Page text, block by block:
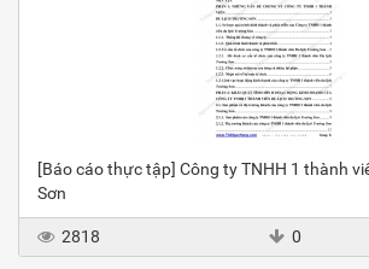
[Báo cáo thực tập] Công ty TNHH 1 thành
Sơn
2818 0